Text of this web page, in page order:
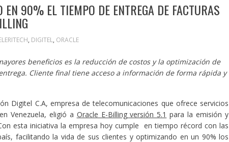
EN 90% EL TIEMPO DE ENTREGA DE FACTURAS
, DIGITEL, ORACLE
beneficios es la reducción de costos y la optimización de
Cliente final tiene acceso a información de forma rápida y
Digitel C.A, empresa de telecomunicaciones que ofrece servicios
Venezuela, eligió a Oracle E-Billing versión 5.1 para la emisión y
esta iniciativa la empresa hoy cumple en tiempo récord con las
facilitando la vida de sus clientes y optimizando en un 90% los